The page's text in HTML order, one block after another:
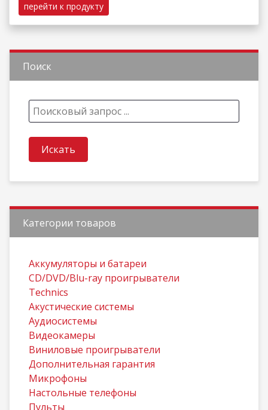
перейти к продукту
Поиск
Категории товаров
Aккумуляторы и батареи
CD/DVD/Blu-ray проигрыватели
Technics
Акустические системы
Аудиосистемы
Видеокамеры
Виниловые проигрыватели
Дополнительная гарантия
Микрофоны
Настольные телефоны
Пульты